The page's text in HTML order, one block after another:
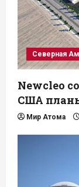
Северная
Newcleo
США
Мир Атома